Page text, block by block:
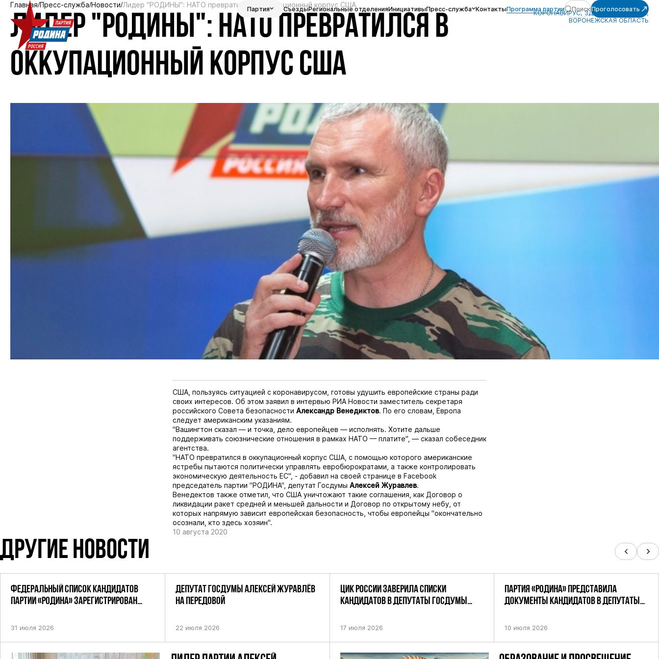
Партия СъездыРегиональные отделенияИнициативыПресс-служба КонтактыПрограмма партии ПоискПроголосовать
Главная Пресс-служба Новости Лидер "РОДИНЫ": НАТО превратился в оккупационный корпус США
ЛИДЕР "РОДИНЫ": НАТО ПРЕВРАТИЛСЯ В
ОККУПАЦИОННЫЙ КОРПУС США
КОРОНАВИРУС, ЗДРАВООХРАНЕНИЕ,
ВОРОНЕЖСКАЯ ОБЛАСТЬ
США, пользуясь ситуацией с коронавирусом, готовы удушить европейские страны ради
своих интересов. Об этом заявил в интервью РИА Новости заместитель секретаря
российского Совета безопасности Александр Венедиктов. По его словам, Европа
следует американским указаниям.
"Вашингтон сказал — и точка, дело европейцев — исполнять. Хотите дальше
поддерживать союзнические отношения в рамках НАТО — платите", — сказал собеседник
агентства.
"НАТО превратился в оккупационный корпус США, с помощью которого американские
ястребы пытаются политически управлять евробюрократами, а также контролировать
экономическую деятельность ЕС", - добавил на своей странице в Facebook
председатель партии "РОДИНА", депутат Госдумы Алексей Журавлев.
Венедектов также отметил, что США уничтожают такие соглашения, как Договор о
ликвидации ракет средней и меньшей дальности и Договор по открытому небу, от
которых напрямую зависит европейская безопасность, чтобы европейцы "окончательно
осознали, кто здесь хозяин".
10 августа 2020
ДРУГИЕ НОВОСТИ
ФЕДЕРАЛЬНЫЙ СПИСОК КАНДИДАТОВ
ПАРТИИ «РОДИНА» ЗАРЕГИСТРИРОВАН
31 июля 2026
ДЕПУТАТ ГОСДУМЫ АЛЕКСЕЙ ЖУРАВЛЁВ
НА ПЕРЕДОВОЙ
22 июля 2026
ЦИК РОССИИ ЗАВЕРИЛА СПИСКИ
КАНДИДАТОВ В ДЕПУТАТЫ ГОСДУМЫ
17 июля 2026
ПАРТИЯ «РОДИНА» ПРЕДСТАВИЛА
ДОКУМЕНТЫ КАНДИДАТОВ В ДЕПУТАТЫ
10 июля 2026